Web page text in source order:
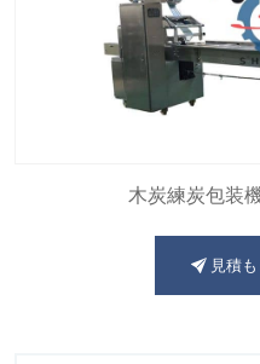
木炭練炭包装
見積も